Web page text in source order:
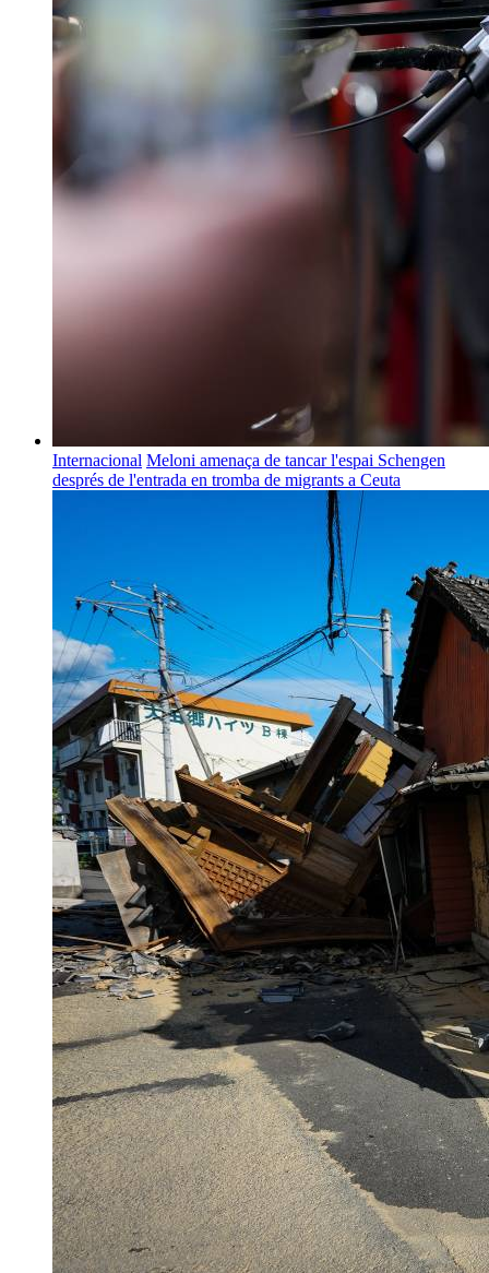
Internacional Meloni amenaça de tancar l'espai Schengen
després de l'entrada en tromba de migrants a Ceuta